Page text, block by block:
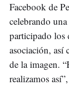
Facebook de
celebrando
participado los
asociación, así
de la imagen.
realizamos